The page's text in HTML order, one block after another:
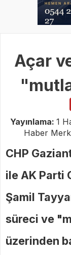
Açar
Yayınlama: 1
Haber
CHP
ile AK Parti
Şamil
süreci ve
üzerinden